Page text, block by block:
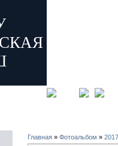
Главная » Фотоальбом »